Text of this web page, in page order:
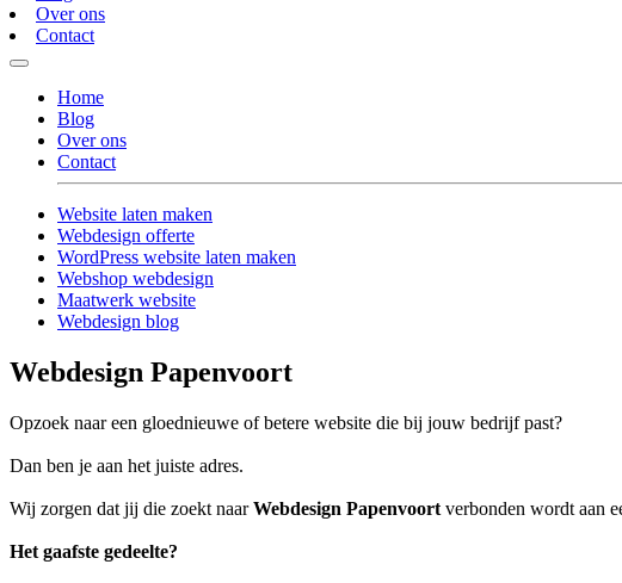
Over ons
Contact
Home
Blog
Over ons
Contact
Website laten maken
Webdesign offerte
WordPress website laten maken
Webshop webdesign
Maatwerk website
Webdesign blog
Webdesign Papenvoort
Opzoek naar een gloednieuwe of betere website die bij jouw bedrijf past?
Dan ben je aan het juiste adres.
Wij zorgen dat jij die zoekt naarWebdesign Papenvoort verbonden wordt aan
Het gaafste gedeelte?